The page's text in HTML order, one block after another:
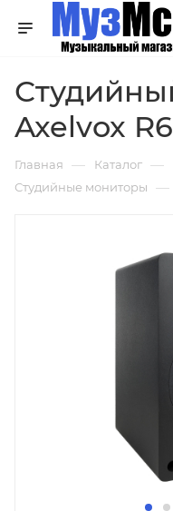
Axelvox R6
Главная — Каталог —
Студийные мониторы —